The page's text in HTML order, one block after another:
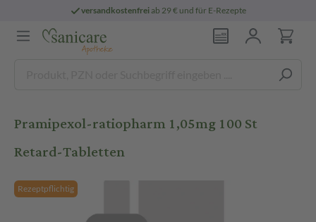
versandkostenfreiab 29 € und für E-Rezepte
Pramipexol-ratiopharm 1,05mg 100 St
Retard-Tabletten
Rezeptpflichtig